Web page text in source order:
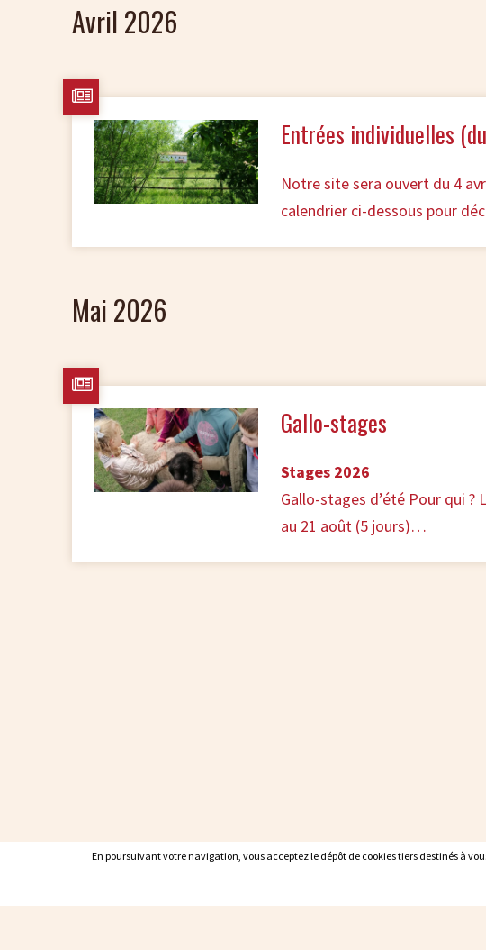
Avril 2026
Entrées individuelles
Notre site sera ouvert du 4
calendrier ci-dessous pour
Mai 2026
Gallo-stages
Stages 2026
Gallo-stages d’été Pour qui ?
au 21 août (5 jours)…
En poursuivant votre navigation, vous acceptez le dépôt de cookies tiers destinés à
En poursuivant votre navigation, vous acceptez le dépôt de cookies tiers destinés à